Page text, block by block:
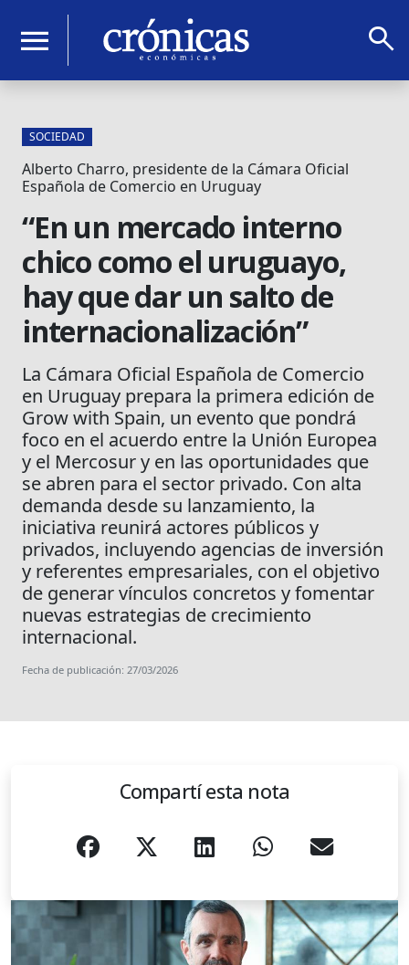
menu search
SOCIEDAD
Alberto Charro, presidente de la Cámara Oficial
Española de Comercio en Uruguay
“En un mercado interno
chico como el uruguayo,
hay que dar un salto de
internacionalización”
La Cámara Oficial Española de Comercio
en Uruguay prepara la primera edición de
Grow with Spain, un evento que pondrá
foco en el acuerdo entre la Unión Europea
y el Mercosur y en las oportunidades que
se abren para el sector privado. Con alta
demanda desde su lanzamiento, la
iniciativa reunirá actores públicos y
privados, incluyendo agencias de inversión
y referentes empresariales, con el objetivo
de generar vínculos concretos y fomentar
nuevas estrategias de crecimiento
internacional.
Fecha de publicación: 27/03/2026
Compartí esta nota